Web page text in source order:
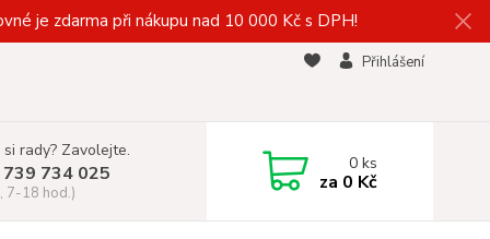
je zdarma při nákupu nad 10 000 Kč s DPH!
Přihlášení
rady? Zavolejte.
734 025
7-18 hod.)
0ks
za 0 Kč